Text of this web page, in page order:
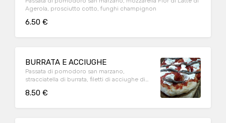
Agerola, prosciutto cotto, funghi champignon
6.50 €
BURRATA E ACCIUGHE
Passata di pomodoro san marzano,
stracciatella di burrata, filetti di acciughe di
8.50 €